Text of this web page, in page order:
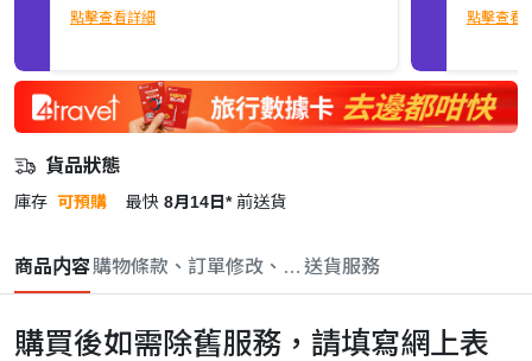
$200。立即了解詳情>>
點擊查看詳細
張)。
點擊查看
貨品狀態
庫存 可預購 最快 8月14日* 前送貨
商品内容購物條款、訂單修改、取消與退款政策
送貨服務
購買後如需除舊服務，請填寫網上表